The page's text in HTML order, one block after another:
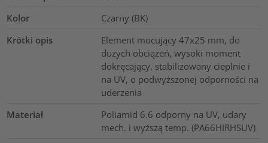
Kolor
Czarny (BK)
Krótki opis
Element mocujący 47x25 mm, do
dużych obciążeń, wysoki moment
dokręcający, stabilizowany cieplnie i
na UV, o podwyższonej odporności na
uderzenia
Materiał
Poliamid 6.6 odporny na UV, udary
mech. i wyższą temp. (PA66HIRHSUV)